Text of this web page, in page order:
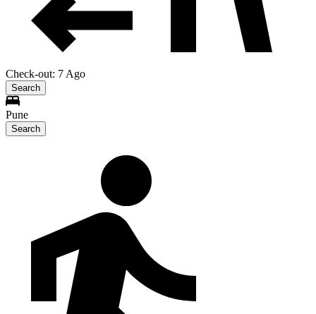
Check-out: 7 Ago
Search
Pune
Search